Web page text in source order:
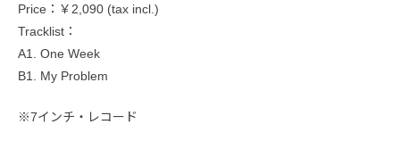
Price：￥2,090 (tax incl.)
Tracklist：
A1. One Week
B1. My Problem
※7インチ・レコード